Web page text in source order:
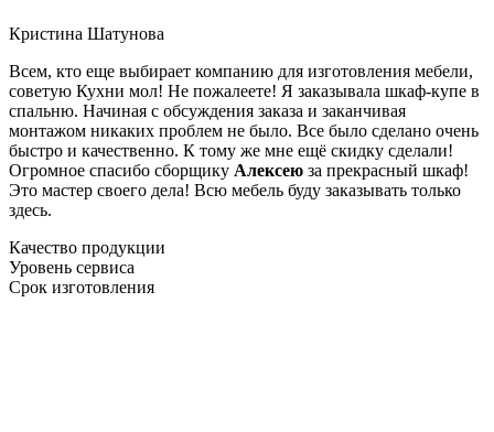
Кристина Шатунова
Всем, кто еще выбирает компанию для изготовления мебели,
советую Кухни мол! Не пожалеете! Я заказывала шкаф-купе в
спальню. Начиная с обсуждения заказа и заканчивая
монтажом никаких проблем не было. Все было сделано очень
быстро и качественно. К тому же мне ещё скидку сделали!
Огромное спасибо сборщику Алексею за прекрасный шкаф!
Это мастер своего дела! Всю мебель буду заказывать только
здесь.
Качество продукции
Уровень сервиса
Срок изготовления